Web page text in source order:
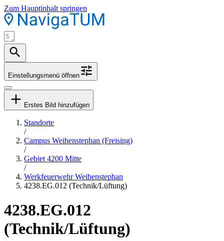
Zum Hauptinhalt springen
Einstellungsmenü öffnen
Erstes Bild hinzufügen
Standorte
/
Campus Weihenstephan (Freising)
/
Gebiet 4200 Mitte
/
Werkfeuerwehr Weihenstephan
4238.EG.012 (Technik/Lüftung)
4238.EG.012
(Technik/Lüftung)